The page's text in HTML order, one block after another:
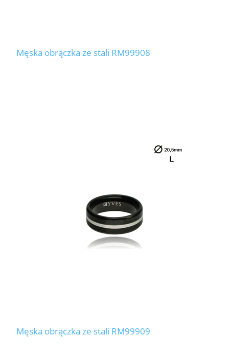
Męska obrączka ze stali RM99908
Męska obrączka ze stali RM99909